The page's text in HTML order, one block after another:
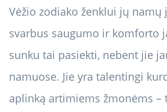
Vėžio zodiako ženklui jų namų
svarbus saugumo ir komforto
sunku tai pasiekti, nebent jie
namuose. Jie yra talentingi
aplinką artimiems žmonėms –